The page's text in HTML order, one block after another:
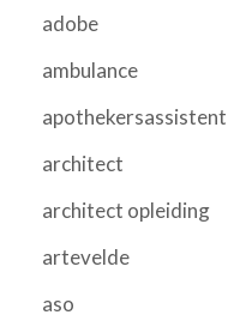
adobe
ambulance
apothekersassistent
architect
architect opleiding
artevelde
aso